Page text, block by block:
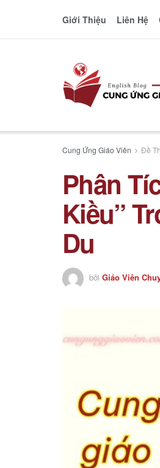
Giới Thiệu Liên Hệ
Cung Ứng Giáo Viên Đề
Phân
Kiều”
Du
bởi Giáo Viên